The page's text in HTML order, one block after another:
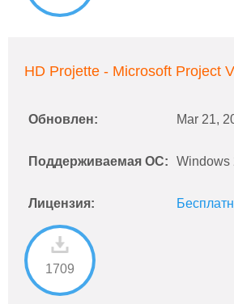
HD Projette - Microsoft Project
Обновлен: Mar 21,
Поддерживаемая ОС: Windows
Лицензия:
1709